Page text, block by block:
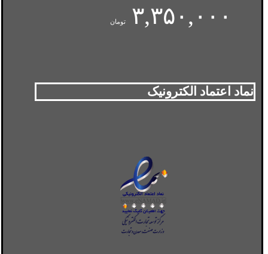
۳,۳۵۰,۰۰۰
تومان
نماد اعتماد الکترونیک